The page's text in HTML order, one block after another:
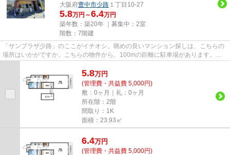
大阪府豊中市少路 １丁目10-27
5.8万円～6.4万円
築年数：築20年 ｜募集中： 2室
階数：7階建
「サンプラザ少路」のここがイチオシ。眺めの良いマンション探しは、こちらの
場所はいかがですか。こちらの物件から、100mの距離に駐車場があります。快
5.8万円
(管理費・共益費 5,000円)
敷：0ヶ月｜礼：0ヶ月
所在階：2階
間取り：1K
面積：23.93㎡
6.4万円
(管理費・共益費 5,000円)